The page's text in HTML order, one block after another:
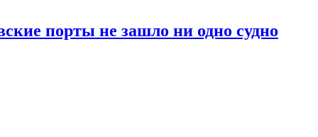
порты не зашло ни одно судно